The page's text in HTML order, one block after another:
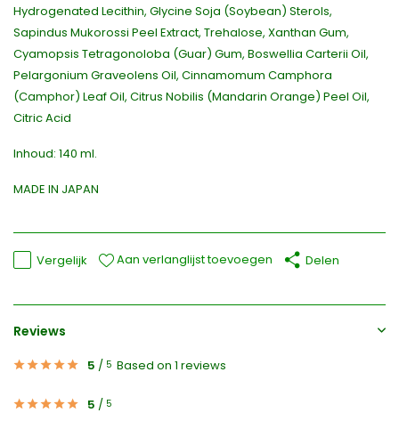
Hydrogenated Lecithin, Glycine Soja (Soybean) Sterols,
Sapindus Mukorossi Peel Extract, Trehalose, Xanthan Gum,
Cyamopsis Tetragonoloba (Guar) Gum, Boswellia Carterii Oil,
Pelargonium Graveolens Oil, Cinnamomum Camphora
(Camphor) Leaf Oil, Citrus Nobilis (Mandarin Orange) Peel Oil,
Citric Acid
Inhoud: 140 ml.
MADE IN JAPAN
Vergelijk Aan verlanglijst toevoegen Delen
Reviews
5 / 5 Based on 1 reviews
5 / 5